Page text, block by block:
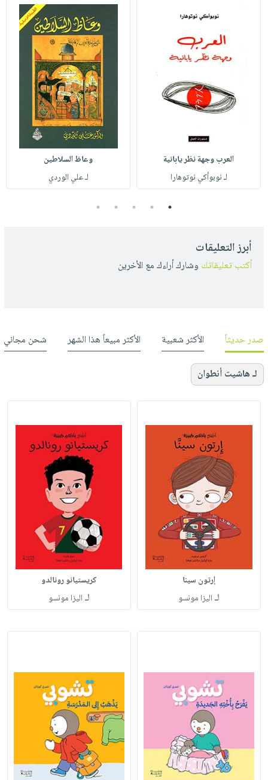
العرب وجهة نظر يابانية
لـ نوبوأكي نوتوهارا
وعاظ السلاطين
لـ علي الوردي
1
2
3
4
5
أبرز التعليقات
أكتب تعليقاتك وشارك أراءك مع الأخرين
صدر حديثاً الأكثر شعبية الأكثر مبيعاً هذا الشهر شحن مجاني
لـ هاشيت أنطوان
إرتون سينا
لـ اليزا مونسو
كريستيانو رونالدو
لـ اليزا مونسو